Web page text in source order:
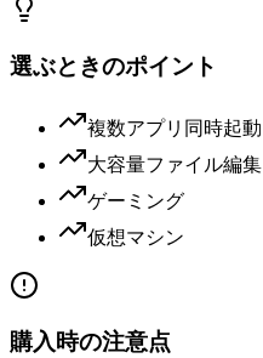
選ぶときのポイント
複数アプリ同時起動
大容量ファイル編集
ゲーミング
仮想マシン
購入時の注意点